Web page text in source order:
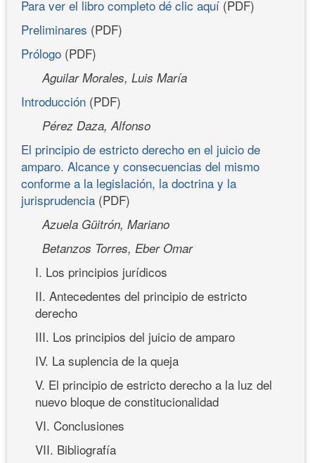
Para ver el libro completo dé clic aquí (PDF)
Preliminares (PDF)
Prólogo (PDF)
Aguilar Morales, Luis María
Introducción (PDF)
Pérez Daza, Alfonso
El principio de estricto derecho en el juicio de
amparo. Alcance y consecuencias del mismo
conforme a la legislación, la doctrina y la
jurisprudencia (PDF)
Azuela Güitrón, Mariano
Betanzos Torres, Eber Omar
I. Los principios jurídicos
II. Antecedentes del principio de estricto
derecho
III. Los principios del juicio de amparo
IV. La suplencia de la queja
V. El principio de estricto derecho a la luz del
nuevo bloque de constitucionalidad
VI. Conclusiones
VII. Bibliografía